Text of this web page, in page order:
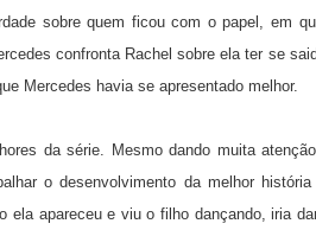
sobre quem ficou com o papel, em
confronta Rachel sobre ela ter se
Mercedes havia se apresentado melhor.
da série. Mesmo dando muita
o desenvolvimento da melhor
apareceu e viu o filho dançando, iria